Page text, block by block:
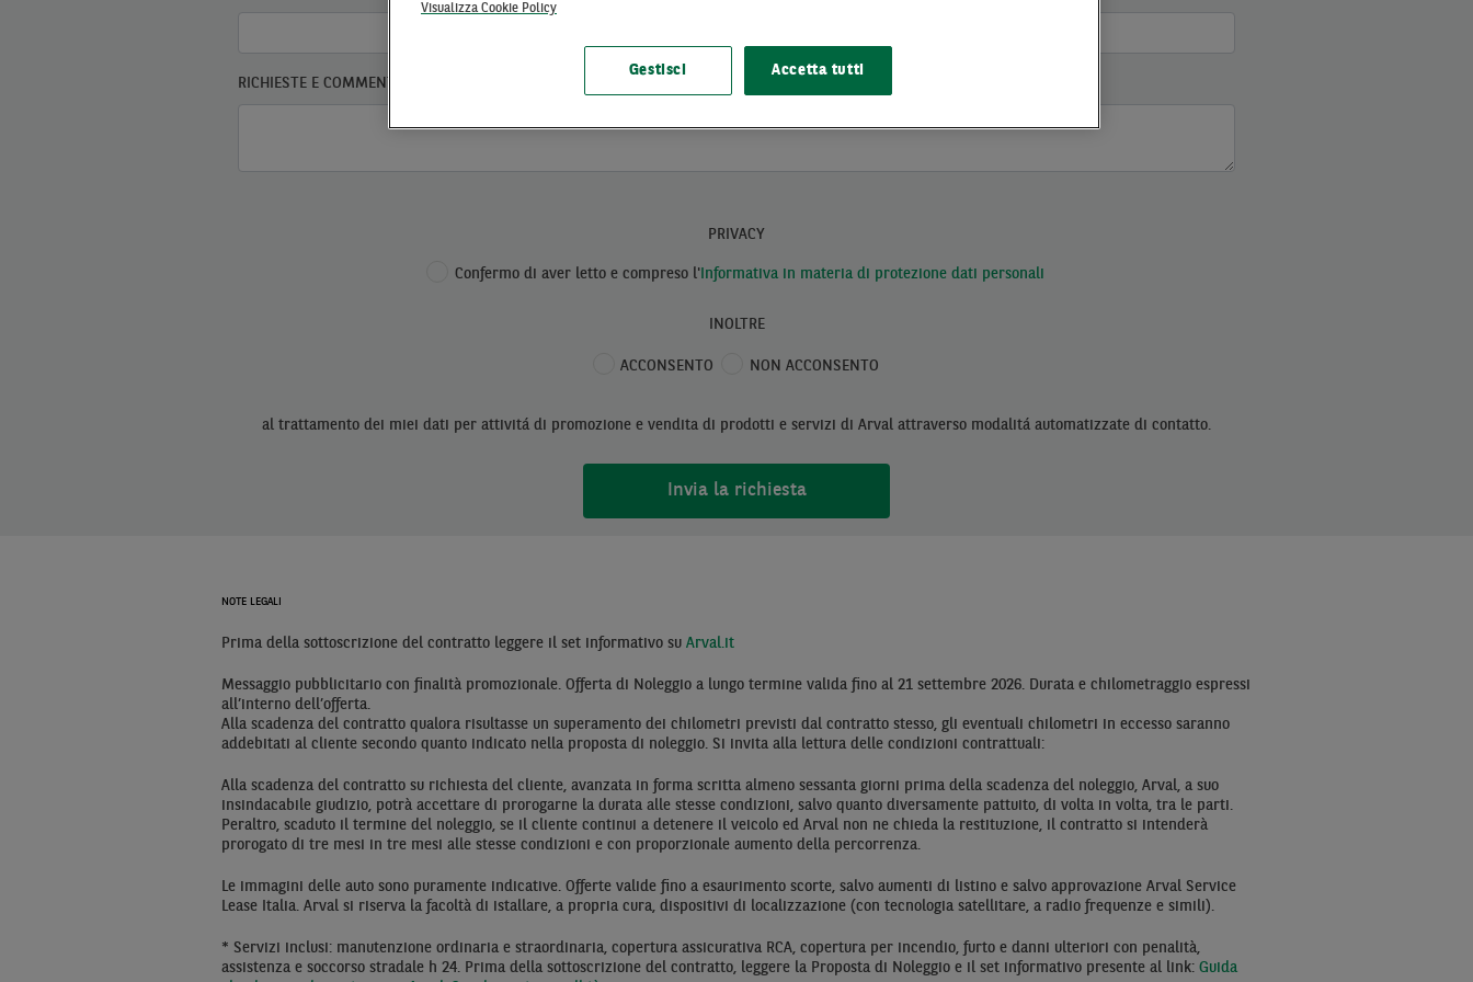
RICHIESTE E COMMENTI
PRIVACY
Confermo di aver letto e compresol'Informativa in materia di protezione dati personali
INOLTRE
ACCONSENTO NON ACCONSENTO
al trattamento dei miei dati per attivitá di promozione e vendita di prodotti e servizi di Arval attraverso modalitá automatizzate di contatto.
Invia la richiesta
NOTE LEGALI
Prima della sottoscrizione del contratto leggere il set informativo su Arval.it
Messaggio pubblicitario con finalità promozionale. Offerta di Noleggio a lungo termine valida fino al 21 settembre 2026. Durata e chilometraggio espressi
all’interno dell’offerta.
Alla scadenza del contratto qualora risultasse un superamento dei chilometri previsti dal contratto stesso, gli eventuali chilometri in eccesso saranno
addebitati al cliente secondo quanto indicato nella proposta di noleggio. Si invita alla lettura delle condizioni contrattuali:
Alla scadenza del contratto su richiesta del cliente, avanzata in forma scritta almeno sessanta giorni prima della scadenza del noleggio, Arval, a suo
insindacabile giudizio, potrà accettare di prorogarne la durata alle stesse condizioni, salvo quanto diversamente pattuito, di volta in volta, tra le parti.
Peraltro, scaduto il termine del noleggio, se il cliente continui a detenere il veicolo ed Arval non ne chieda la restituzione, il contratto si intenderà
prorogato di tre mesi in tre mesi alle stesse condizioni e con proporzionale aumento della percorrenza.
Le immagini delle auto sono puramente indicative. Offerte valide fino a esaurimento scorte, salvo aumenti di listino e salvo approvazione Arval Service
Lease Italia. Arval si riserva la facoltà di istallare, a propria cura, dispositivi di localizzazione (con tecnologia satellitare, a radio frequenze e simili).
* Servizi inclusi: manutenzione ordinaria e straordinaria, copertura assicurativa RCA, copertura per incendio, furto e danni ulteriori con penalità,
assistenza e soccorso stradale h 24. Prima della sottoscrizione del contratto, leggere la Proposta di Noleggio e il set informativo presente al link: Guida
Visualizza Cookie Policy
Gestisci Accetta tutti